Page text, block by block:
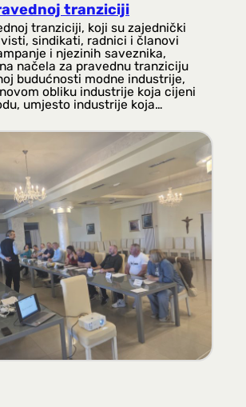
tranziciji
tranziciji, koji su zajednički
sindikati, radnici i članovi
i njezinih saveznika,
načela za pravednu tranziciju
budućnosti modne industrije,
obliku industrije koja cijeni
umjesto industrije koja…